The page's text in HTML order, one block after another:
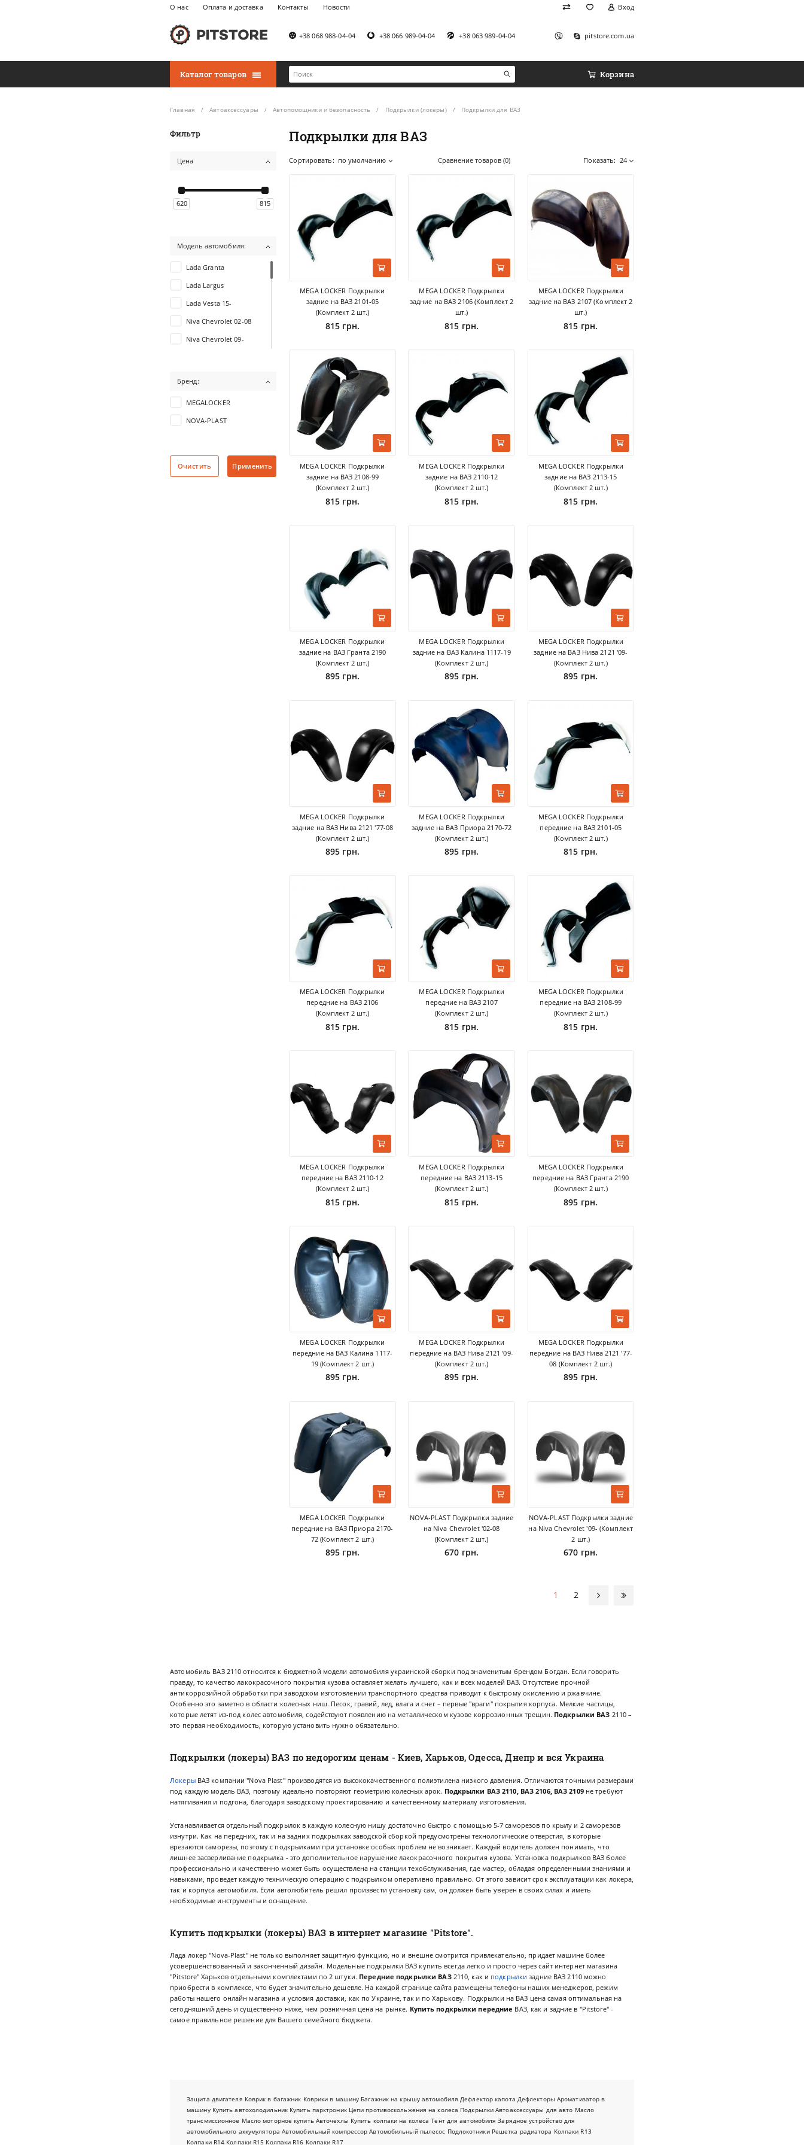
О нас Оплата и доставка Контакты Новости Вход
+38 068 988-04-04 +38 066 989-04-04 +38 063 989-04-04 pitstore.com.ua
Каталог товаров Корзина
Главная Автоаксессуары Автопомощники и безопасность Подкрылки (локеры) Подкрылки для ВАЗ
Фильтр
Цена
620 815
Модель автомобиля:
Lada Granta
Lada Largus
Lada Vesta 15-
Niva Chevrolet 02-08
Niva Chevrolet 09-
ВАЗ 2107
Бренд:
MEGALOCKER
NOVA-PLAST
Очистить Применить
Подкрылки для ВАЗ
Сортировать: по умолчанию Сравнение товаров (0) Показать: 24
MEGA LOCKER Подкрылки
задние на ВАЗ 2101-05
(Комплект 2 шт.)
815 грн.
MEGA LOCKER Подкрылки
задние на ВАЗ 2106 (Комплект 2
шт.)
815 грн.
MEGA LOCKER Подкрылки
задние на ВАЗ 2107 (Комплект 2
шт.)
815 грн.
MEGA LOCKER Подкрылки
задние на ВАЗ 2108-99
(Комплект 2 шт.)
815 грн.
MEGA LOCKER Подкрылки
задние на ВАЗ 2110-12
(Комплект 2 шт.)
815 грн.
MEGA LOCKER Подкрылки
задние на ВАЗ 2113-15
(Комплект 2 шт.)
815 грн.
MEGA LOCKER Подкрылки
задние на ВАЗ Гранта 2190
(Комплект 2 шт.)
895 грн.
MEGA LOCKER Подкрылки
задние на ВАЗ Калина 1117-19
(Комплект 2 шт.)
895 грн.
MEGA LOCKER Подкрылки
задние на ВАЗ Нива 2121 '09-
(Комплект 2 шт.)
895 грн.
MEGA LOCKER Подкрылки
задние на ВАЗ Нива 2121 '77-08
(Комплект 2 шт.)
895 грн.
MEGA LOCKER Подкрылки
задние на ВАЗ Приора 2170-72
(Комплект 2 шт.)
895 грн.
MEGA LOCKER Подкрылки
передние на ВАЗ 2101-05
(Комплект 2 шт.)
815 грн.
MEGA LOCKER Подкрылки
передние на ВАЗ 2106
(Комплект 2 шт.)
815 грн.
MEGA LOCKER Подкрылки
передние на ВАЗ 2107
(Комплект 2 шт.)
815 грн.
MEGA LOCKER Подкрылки
передние на ВАЗ 2108-99
(Комплект 2 шт.)
815 грн.
MEGA LOCKER Подкрылки
передние на ВАЗ 2110-12
(Комплект 2 шт.)
815 грн.
MEGA LOCKER Подкрылки
передние на ВАЗ 2113-15
(Комплект 2 шт.)
815 грн.
MEGA LOCKER Подкрылки
передние на ВАЗ Гранта 2190
(Комплект 2 шт.)
895 грн.
MEGA LOCKER Подкрылки
передние на ВАЗ Калина 1117-
19 (Комплект 2 шт.)
895 грн.
MEGA LOCKER Подкрылки
передние на ВАЗ Нива 2121 '09-
(Комплект 2 шт.)
895 грн.
MEGA LOCKER Подкрылки
передние на ВАЗ Нива 2121 '77-
08 (Комплект 2 шт.)
895 грн.
MEGA LOCKER Подкрылки
передние на ВАЗ Приора 2170-
72 (Комплект 2 шт.)
895 грн.
NOVA-PLAST Подкрылки задние
на Niva Chevrolet '02-08
(Комплект 2 шт.)
670 грн.
NOVA-PLAST Подкрылки задние
на Niva Chevrolet '09- (Комплект
2 шт.)
670 грн.
1 2
Автомобиль ВАЗ 2110 относится к бюджетной модели автомобиля украинской сборки под знаменитым брендом Богдан. Если говорить
правду, то качество лакокрасочного покрытия кузова оставляет желать лучшего, как и всех моделей ВАЗ. Отсутствие прочной
антикоррозийной обработки при заводском изготовлении транспортного средства приводит к быстрому окислению и ржавчине.
Особенно это заметно в области колесных ниш. Песок, гравий, лед, влага и снег – первые "враги" покрытия корпуса. Мелкие частицы,
которые летят из-под колес автомобиля, содействуют появлению на металлическом кузове коррозионных трещин. Подкрылки ВАЗ 2110 –
это первая необходимость, которую установить нужно обязательно.
Подкрылки (локеры) ВАЗ по недорогим ценам - Киев, Харьков, Одесса, Днепр и вся Украина
ЛокерыВАЗ компании "Nova Plast" производятся из высококачественного полиэтилена низкого давления. Отличаются точными размерами
под каждую модель ВАЗ, поэтому идеально повторяют геометрию колесных арок. Подкрылки ВАЗ 2110, ВАЗ 2106, ВАЗ 2109не требуют
натягивания и подгона, благодаря заводскому проектированию и качественному материалу изготовления.
Устанавливается отдельный подкрылок в каждую колесную нишу достаточно быстро с помощью 5-7 саморезов по крылу и 2 саморезов
изнутри. Как на передних, так и на задних подкрылках заводской сборкой предусмотрены технологические отверстия, в которые
врезаются саморезы, поэтому с подкрылками при установке особых проблем не возникает. Каждый водитель должен понимать, что
лишнее засверливание подкрылка - это дополнительное нарушение лакокрасочного покрытия кузова. Установка подкрылков ВАЗ более
профессионально и качественно может быть осуществлена на станции техобслуживания, где мастер, обладая определенными знаниями и
навыками, проведет каждую техническую операцию с подкрылком оперативно правильно. От этого зависит срок эксплуатации как локера,
так и корпуса автомобиля. Если автолюбитель решил произвести установку сам, он должен быть уверен в своих силах и иметь
необходимые инструменты и оснащение.
Купить подкрылки (локеры) ВАЗ в интернет магазине "Pitstore".
Лада локер "Nova-Plast" не только выполняет защитную функцию, но и внешне смотрится привлекательно, придает машине более
усовершенствованный и законченный дизайн. Модельные подкрылки ВАЗ купить всегда легко и просто через сайт интернет магазина
"Pitstore" Харьков отдельными комплектами по 2 штуки. Передние подкрылки ВАЗ2110, как и подкрылки задние ВАЗ 2110 можно
приобрести в комплексе, что будет значительно дешевле. На каждой странице сайта размещены телефоны наших менеджеров, режим
работы нашего онлайн магазина и условия доставки, как по Украине, так и по Харькову. Подкрылки на ВАЗ цена самая оптимальная на
сегодняшний день и существенно ниже, чем розничная цена на рынке. Купить подкрылки передние ВАЗ, как и задние в "Pitstore" -
самое правильное решение для Вашего семейного бюджета.
Защита двигателя Коврик в багажник Коврики в машину Багажник на крышу автомобиля Дефлектор капота Дефлекторы Ароматизатор в
машину Купить автохолодильник Купить парктроник Цепи противоскольжения на колеса Подкрылки Автоаксессуары для авто Масло
трансмиссионное Масло моторное купить Авточехлы Купить колпаки на колеса Тент для автомобиля Зарядное устройство для
автомобильного аккумулятора Автомобильный компрессор Автомобильный пылесос Подлокотники Решетка радиатора Колпаки R13
Колпаки R14 Колпаки R15 Колпаки R16 Колпаки R17